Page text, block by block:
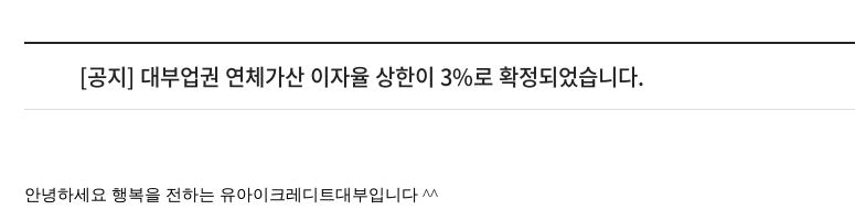
회생, 파산, 신용회복 대출
우량고객 재대출
불편사항 처리절차 안내
대출계약 철회 신청
[공지] 대부업권 연체가산 이자율 상한이 3%로 확정되었습니다.
안녕하세요 행복을 전하는 유아이크레디트대부입니다 ^^